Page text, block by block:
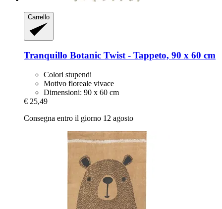
Carrello
Tranquillo Botanic Twist -​ Tappeto, 90 x 60 cm
Colori stupendi
Motivo floreale vivace
Dimensioni: 90 x 60 cm
€ 25,49
Consegna entro il giorno 12 agosto